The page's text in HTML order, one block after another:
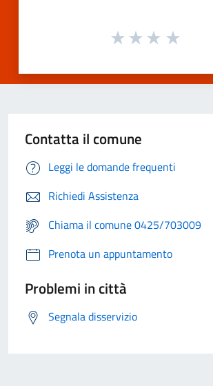
Contatta il comune
Leggi le domande frequenti
Richiedi Assistenza
Chiama il comune 0425/703009
Prenota un appuntamento
Problemi in città
Segnala disservizio